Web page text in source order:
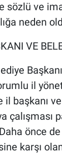
sözlü ve
neden
VE
il
il başkanı
çalışması
önce de
karşı